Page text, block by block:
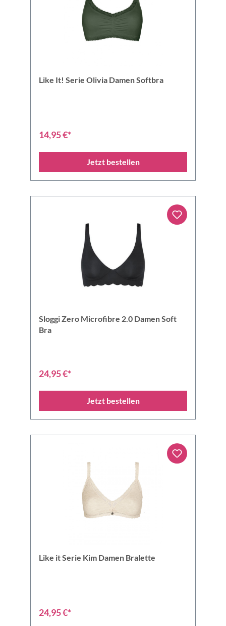
Like It! Serie Olivia Damen Softbra
14,95 €*
Jetzt bestellen
Sloggi Zero Microfibre 2.0 Damen Soft
Bra
24,95 €*
Jetzt bestellen
Like it Serie Kim Damen Bralette
24,95 €*